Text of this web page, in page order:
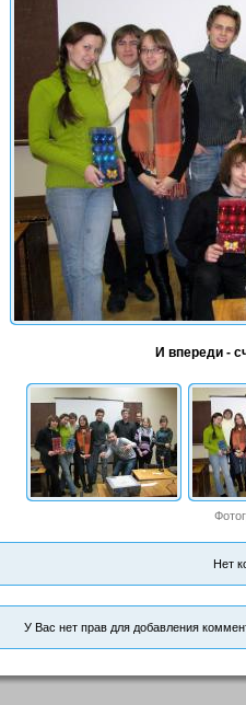
И впереди -
Нет
У Вас нет прав для добавления